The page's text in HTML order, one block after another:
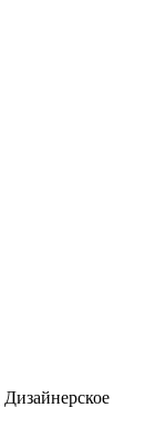
Дизайнерское